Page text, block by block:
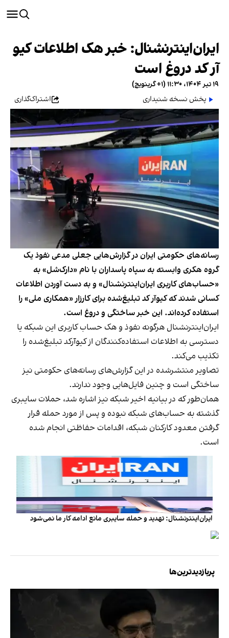
ایران‌اینترنشنال: خبر هک اطلاعات کیو
آر کد دروغ است
۱۹ تیر ۱۴۰۴، ۱۱:۳۰ (‎+۱ گرینویچ)
پخش نسخه شنیداری
اشتراک‌گذاری
رسانه‌های حکومتی ایران در گزارش‌هایی جعلی مدعی نفوذ یک
گروه هکری وابسته به سپاه پاسداران با نام «دارک‌شل» به
«حساب‌های کاربری ایران‌اینترنشنال»‌ و به دست آوردن اطلاعات
کسانی شدند که کیوآر کد تبلیغ‌شده برای کارزار «همکاری ملی» را
استفاده کرده‌اند. این خبر ساختگی و دروغ است.
ایران‌اینترنشنال هرگونه نفوذ و هک حساب کاربری این شبکه یا
دسترسی به اطلاعات استفاده‌کنندگان از کیوآرکد تبلیغ‌شده را
تکذیب می‌کند.
تصاویر منتشرشده در این گزارش‌های رسانه‌های حکومتی نیز
ساختگی است و چنین فایل‌هایی وجود ندارند.
همان‌طور که در بیانیه اخیر شبکه نیز اشاره شد، حملات سایبری
گذشته به حساب‌های شبکه نبوده و پس از مورد حمله قرار
گرفتن معدود کارکنان شبکه، اقدامات حفاظتی انجام شده
است.
ایران‌اینترنشنال: تهدید و حمله سایبری مانع ادامه کار ما نمی‌شود
پربازدیدترین‌ها